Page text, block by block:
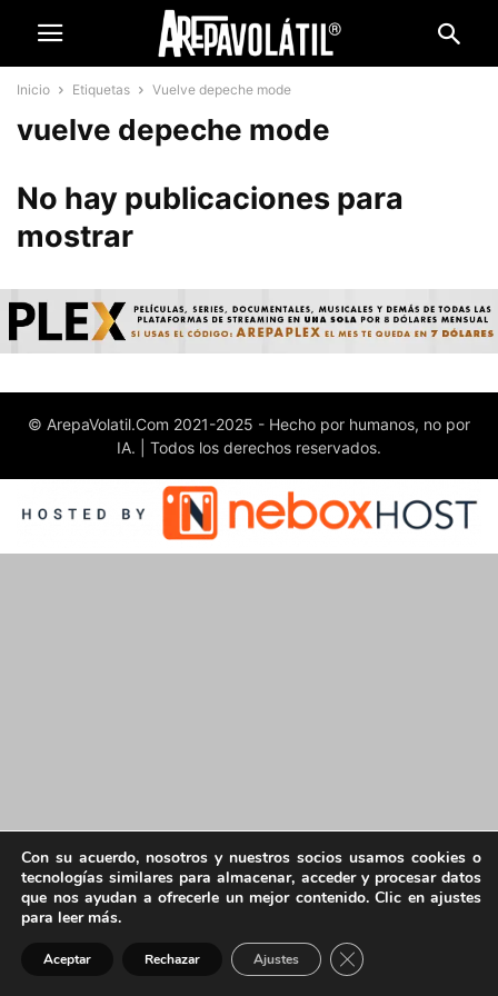
Inicio Etiquetas Vuelve depeche mode
vuelve depeche mode
No hay publicaciones para
mostrar
© ArepaVolatil.Com 2021-2025 - Hecho por humanos, no por
IA. | Todos los derechos reservados.
Con su acuerdo, nosotros y nuestros socios usamos cookies o
tecnologías similares para almacenar, acceder y procesar datos
que nos ayudan a ofrecerle un mejor contenido. Clic en ajustes
para leer más.
Aceptar Rechazar Ajustes Cerrar el banner de